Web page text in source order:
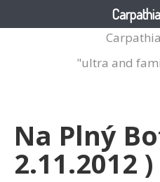
"ultra and
Na Plný
2.11.2012 )